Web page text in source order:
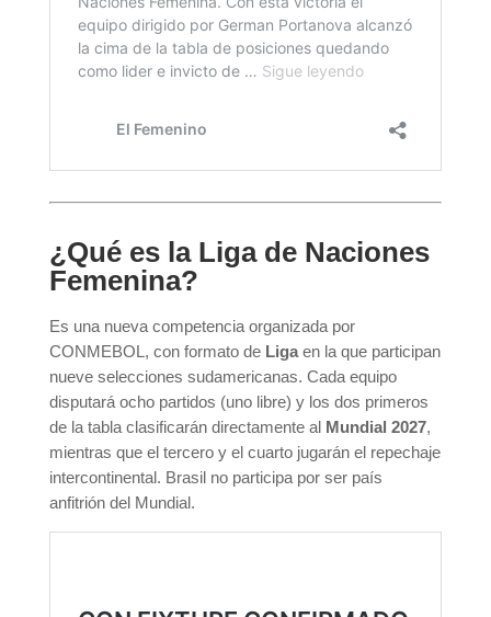
¿Qué es la Liga de Naciones
Femenina?
Es una nueva competencia organizada por
CONMEBOL, con formato de Ligaen la que participan
nueve selecciones sudamericanas. Cada equipo
disputará ocho partidos (uno libre) y los dos primeros
de la tabla clasificarán directamente al Mundial 2027,
mientras que el tercero y el cuarto jugarán el repechaje
intercontinental. Brasil no participa por ser país
anfitrión del Mundial.